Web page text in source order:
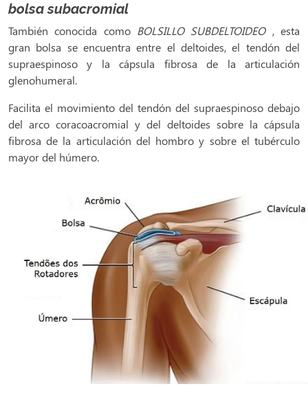
bolsa subacromial
También conocida como BOLSILLO SUBDELTOIDEO, esta
gran bolsa se encuentra entre el deltoides, el tendón del
supraespinoso y la cápsula fibrosa de la articulación
glenohumeral.
Facilita el movimiento del tendón del supraespinoso debajo
del arco coracoacromial y del deltoides sobre la cápsula
fibrosa de la articulación del hombro y sobre el tubérculo
mayor del húmero.